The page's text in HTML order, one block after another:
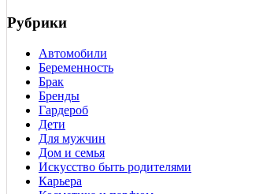
Рубрики
Автомобили
Беременность
Брак
Бренды
Гардероб
Дети
Для мужчин
Дом и семья
Искусство быть родителями
Карьера